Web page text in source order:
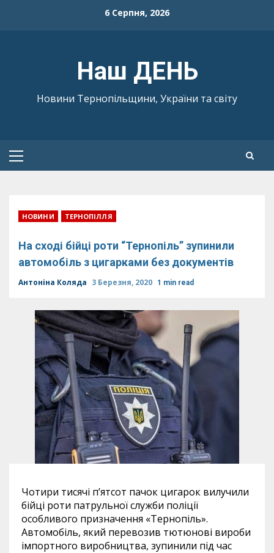
6 Серпня, 2026
Наш ДЕНЬ
Новини Тернопільщини, України та світу
Primary
НОВИНИ ТЕРНОПІЛЛЯ
На сході бійці роти “Тернопіль” зупинили
автомобіль з цигарками без документів
Антоніна Коляда 3 Березня, 2020 1 min read
Чотири тисячі п’ятсот пачок цигарок вилучили
бійці роти патрульної служби поліції
особливого призначення «Тернопіль».
Автомобіль, який перевозив тютюнові вироби
імпортного виробництва, зупинили під час